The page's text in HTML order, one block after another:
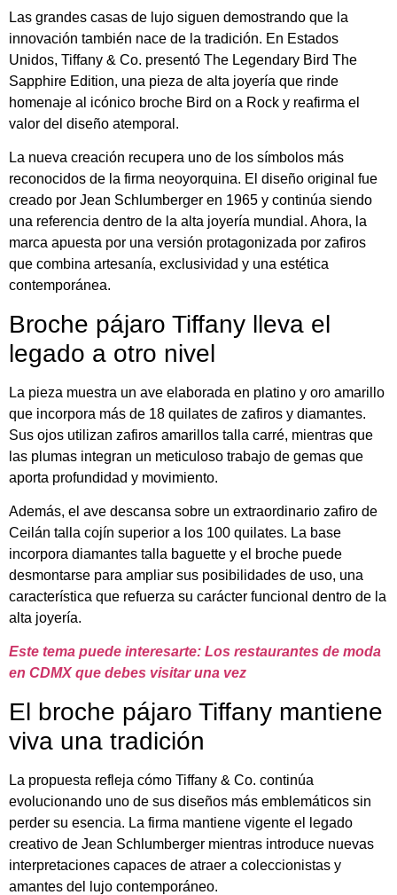
Las grandes casas de lujo siguen demostrando que la
innovación también nace de la tradición. En Estados
Unidos, Tiffany & Co. presentó The Legendary Bird The
Sapphire Edition, una pieza de alta joyería que rinde
homenaje al icónico broche Bird on a Rock y reafirma el
valor del diseño atemporal.
La nueva creación recupera uno de los símbolos más
reconocidos de la firma neoyorquina. El diseño original fue
creado por Jean Schlumberger en 1965 y continúa siendo
una referencia dentro de la alta joyería mundial. Ahora, la
marca apuesta por una versión protagonizada por zafiros
que combina artesanía, exclusividad y una estética
contemporánea.
Broche pájaro Tiffany lleva el
legado a otro nivel
La pieza muestra un ave elaborada en platino y oro amarillo
que incorpora más de 18 quilates de zafiros y diamantes.
Sus ojos utilizan zafiros amarillos talla carré, mientras que
las plumas integran un meticuloso trabajo de gemas que
aporta profundidad y movimiento.
Además, el ave descansa sobre un extraordinario zafiro de
Ceilán talla cojín superior a los 100 quilates. La base
incorpora diamantes talla baguette y el broche puede
desmontarse para ampliar sus posibilidades de uso, una
característica que refuerza su carácter funcional dentro de la
alta joyería.
Este tema puede interesarte: Los restaurantes de moda
en CDMX que debes visitar una vez
El broche pájaro Tiffany mantiene
viva una tradición
La propuesta refleja cómo Tiffany & Co. continúa
evolucionando uno de sus diseños más emblemáticos sin
perder su esencia. La firma mantiene vigente el legado
creativo de Jean Schlumberger mientras introduce nuevas
interpretaciones capaces de atraer a coleccionistas y
amantes del lujo contemporáneo.